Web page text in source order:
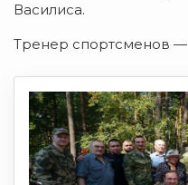
Василиса.
Тренер спортсменов —